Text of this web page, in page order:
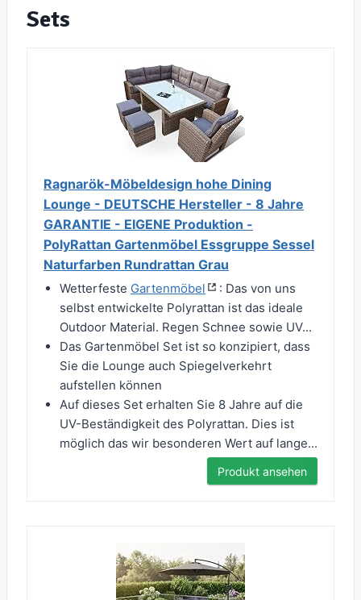
Sets
Ragnarök-Möbeldesign hohe Dining
Lounge - DEUTSCHE Hersteller - 8 Jahre
GARANTIE - EIGENE Produktion -
PolyRattan Gartenmöbel Essgruppe Sessel
Naturfarben Rundrattan Grau
Wetterfeste Gartenmöbel
: Das von uns
selbst entwickelte Polyrattan ist das ideale
Outdoor Material. Regen Schnee sowie UV...
Das Gartenmöbel Set ist so konzipiert, dass
Sie die Lounge auch Spiegelverkehrt
aufstellen können
Auf dieses Set erhalten Sie 8 Jahre auf die
UV-Beständigkeit des Polyrattan. Dies ist
möglich das wir besonderen Wert auf lange...
Produkt ansehen